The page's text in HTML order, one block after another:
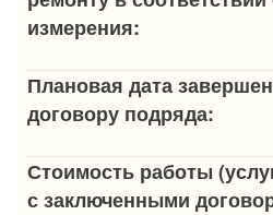
измерения:
Плановая дата
договору подряда:
Стоимость работы
с заключенными